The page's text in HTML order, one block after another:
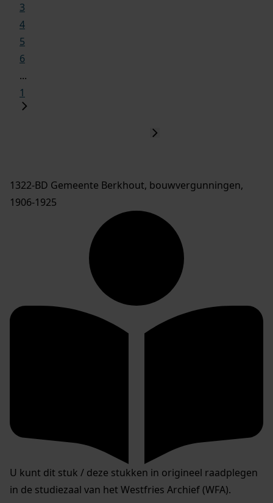
3
4
5
6
...
1
1322-BD Gemeente Berkhout, bouwvergunningen,
1906-1925
U kunt dit stuk / deze stukken in origineel raadplegen
in de studiezaal van het Westfries Archief (WFA).